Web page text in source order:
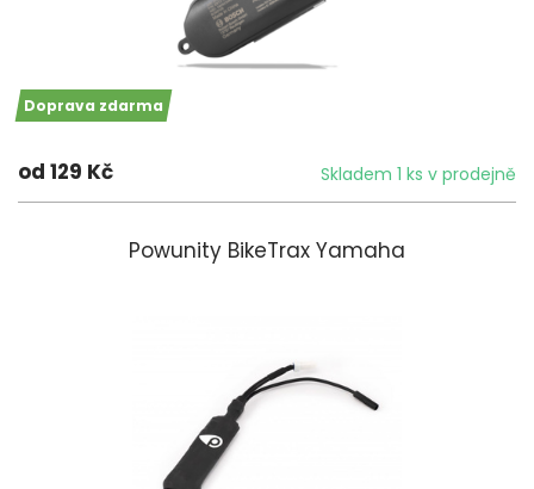
Doprava zdarma
od 129 Kč Skladem 1 ks v prodejně
Powunity BikeTrax Yamaha